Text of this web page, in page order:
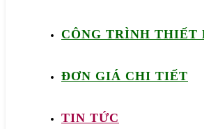
CÔNG TRÌNH THIẾT
ĐƠN GIÁ CHI TIẾT
TIN TỨC